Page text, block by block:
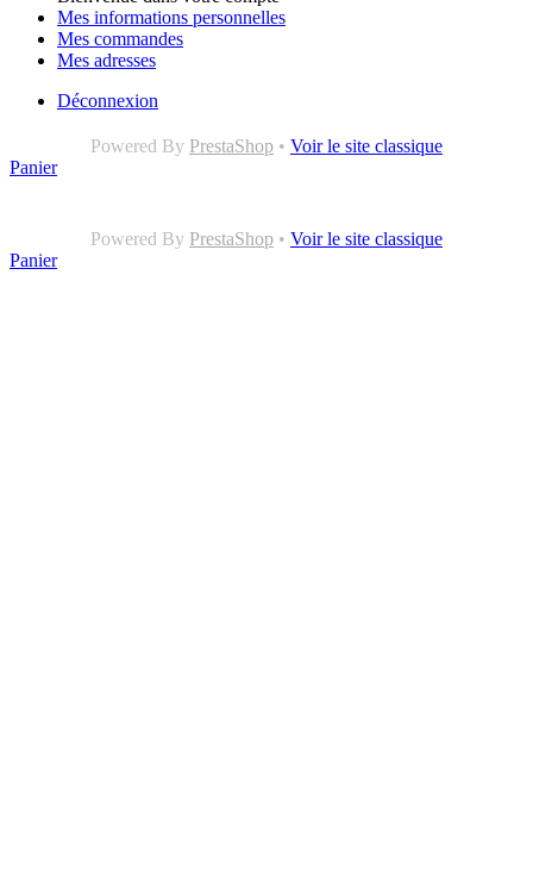
Mes informations personnelles
Mes commandes
Mes adresses
Déconnexion
Powered By PrestaShop • Voir le site classique
Panier
Powered By PrestaShop • Voir le site classique
Panier